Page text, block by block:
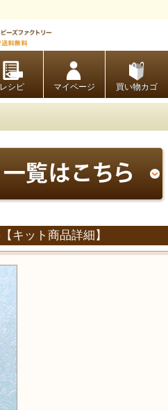
レシピ マイページ 買い物カゴ
キット商品詳細】